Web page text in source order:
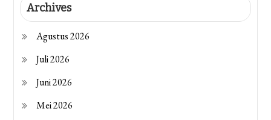
Archives
Agustus 2026
Juli 2026
Juni 2026
Mei 2026